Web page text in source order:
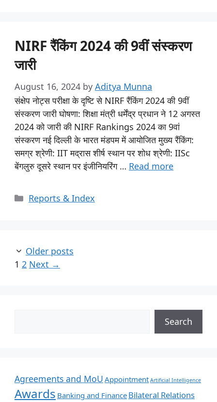
NIRF रैंकिंग 2024 की 9वीं संस्करण
जारी
August 16, 2024 by Aditya Munna
संक्षेप नोट्स परीक्षा के दृष्टि से NIRF रैंकिंग 2024 की 9वीं
संस्करण जारी घोषणा: शिक्षा मंत्री धर्मेंद्र प्रधान ने 12 अगस्त
2024 को जारी की NIRF Rankings 2024 का 9वां
संस्करण नई दिल्ली के भारत मंडपम में आयोजित मुख्य रैंकिंग:
समग्र श्रेणी: IIT मद्रास शीर्ष स्थान पर शोध श्रेणी: IISc
बेंगलुरु दूसरे स्थान पर इंजीनियरिंग … Read more
Reports & Index
Older posts
1 2 Next →
Search
Agreements and MoU Appointment Artificial Intelligence
Awards Banking and Finance Bilateral Relations